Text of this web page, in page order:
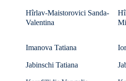
Hîrlav-Maistorovici Sanda-
Valentina
Imanova Tatiana
Jabinschi Tatiana